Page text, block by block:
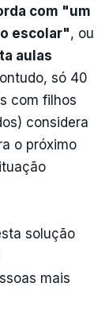
com "um
escolar", ou
aulas
só 40
com filhos
considera
o próximo
solução
mais